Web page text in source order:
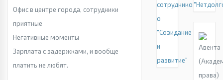
Офис в центре города, сотрудники
приятные
Негативные моменты
Зарплата с задержками, и вообще
платить не любят.
сотрудников
о
"Созидание
и
развитие"